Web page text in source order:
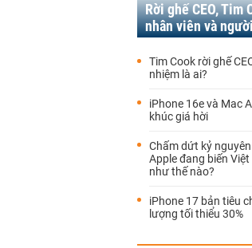
Rời ghế CEO,
nhân viên và
Tim Cook rời ghế
nhiệm là ai?
iPhone 16e và Mac
khúc giá hời
Chấm dứt kỷ nguyên
Apple đang biến
như thế nào?
iPhone 17 bản tiêu
lượng tối thiểu 30%